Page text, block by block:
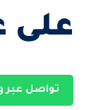
تواصل عبر